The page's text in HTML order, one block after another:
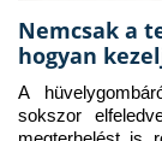
Nemcsak a
hogyan
A
sokszor